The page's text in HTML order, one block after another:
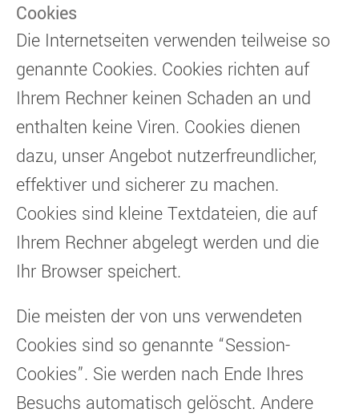
Cookies
Die Internetseiten verwenden teilweise so
genannte Cookies. Cookies richten auf
Ihrem Rechner keinen Schaden an und
enthalten keine Viren. Cookies dienen
dazu, unser Angebot nutzerfreundlicher,
effektiver und sicherer zu machen.
Cookies sind kleine Textdateien, die auf
Ihrem Rechner abgelegt werden und die
Ihr Browser speichert.
Die meisten der von uns verwendeten
Cookies sind so genannte “Session-
Cookies”. Sie werden nach Ende Ihres
Besuchs automatisch gelöscht. Andere